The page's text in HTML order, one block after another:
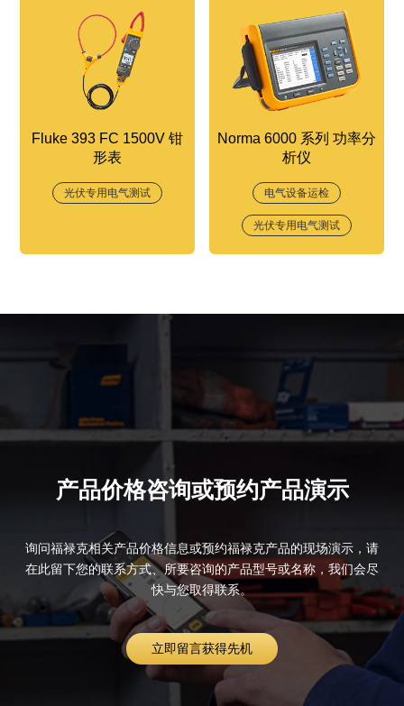
Fluke 393 FC 1500V 钳
形表
光伏专用电气测试
Norma 6000 系列 功率分
析仪
电气设备运检
光伏专用电气测试
产品价格咨询或预约产品演示
询问福禄克相关产品价格信息或预约福禄克产品的现场演示，请
在此留下您的联系方式、所要咨询的产品型号或名称，我们会尽
快与您取得联系。
立即留言获得先机